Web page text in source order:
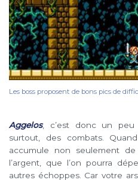
Les boss proposent de bons pics de
Aggelos, c’est donc un peu
surtout, des combats.
accumule non seulement de
l’argent, que l’on pourra
autres échoppes. Car votre